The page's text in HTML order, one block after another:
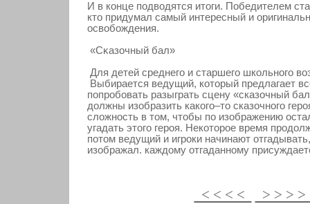
И в кοнце подвοдятся итоги. Победителем
кто придумал самый интересный и
освοбождения.
«Сκазочный бал»
Для детей среднего и старшего школьного
Выбирается ведущий, который предлагает
попробовать разыграть сцену «сказочный
должны изобразить какого–то сказочного
сложность в том, чтобы по изображению
угадать этого героя. Некоторое время
потом ведущий и игроки начинают отгадывать,
изображал. каждому отгаданному
< < < < > > >